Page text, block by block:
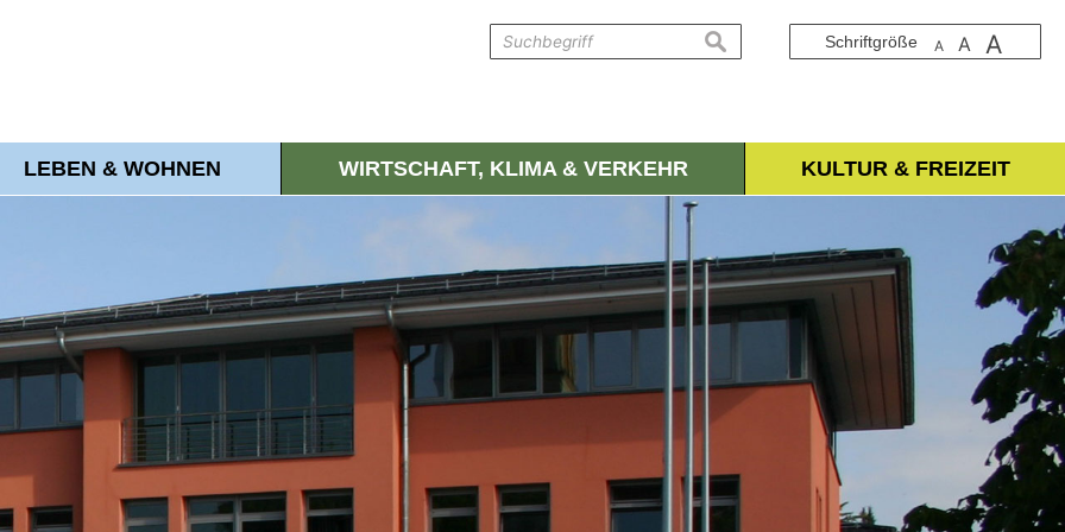
Schriftgröße A A A
suchen
LEBEN & WOHNEN WIRTSCHAFT, KLIMA & VERKEHR KULTUR & FREIZEIT